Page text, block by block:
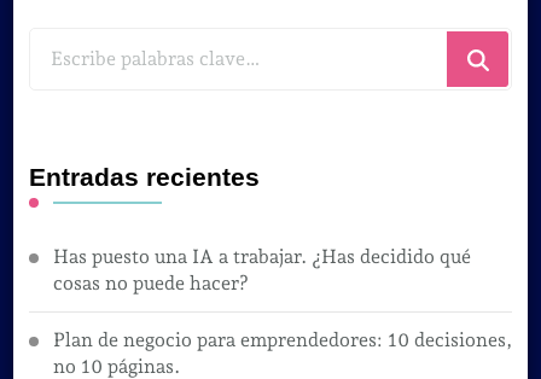
Entradas recientes
Has puesto una IA a trabajar. ¿Has decidido qué
cosas no puede hacer?
Plan de negocio para emprendedores: 10 decisiones,
no 10 páginas.